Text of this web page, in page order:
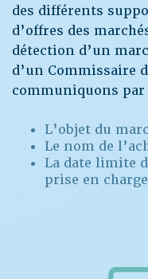
des différents
d’offres des
détection d’un
d’un Commissaire
communiquons par
L’objet du
Le nom de
La date limite
prise en